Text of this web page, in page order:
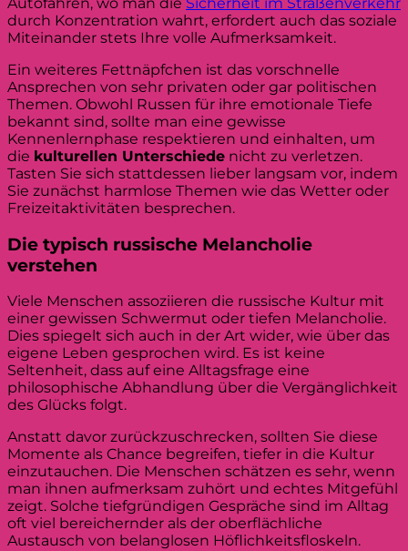
durch Konzentration wahrt, erfordert auch das soziale
Miteinander stets Ihre volle Aufmerksamkeit.
Ein weiteres Fettnäpfchen ist das vorschnelle
Ansprechen von sehr privaten oder gar politischen
Themen. Obwohl Russen für ihre emotionale Tiefe
bekannt sind, sollte man eine gewisse
Kennenlernphase respektieren und einhalten, um
die kulturellen Unterschiede nicht zu verletzen.
Tasten Sie sich stattdessen lieber langsam vor, indem
Sie zunächst harmlose Themen wie das Wetter oder
Freizeitaktivitäten besprechen.
Die typisch russische Melancholie
verstehen
Viele Menschen assoziieren die russische Kultur mit
einer gewissen Schwermut oder tiefen Melancholie.
Dies spiegelt sich auch in der Art wider, wie über das
eigene Leben gesprochen wird. Es ist keine
Seltenheit, dass auf eine Alltagsfrage eine
philosophische Abhandlung über die Vergänglichkeit
des Glücks folgt.
Anstatt davor zurückzuschrecken, sollten Sie diese
Momente als Chance begreifen, tiefer in die Kultur
einzutauchen. Die Menschen schätzen es sehr, wenn
man ihnen aufmerksam zuhört und echtes Mitgefühl
zeigt. Solche tiefgründigen Gespräche sind im Alltag
oft viel bereichernder als der oberflächliche
Austausch von belanglosen Höflichkeitsfloskeln.